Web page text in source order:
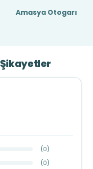
Amasya Otogarı
(0)
(0)